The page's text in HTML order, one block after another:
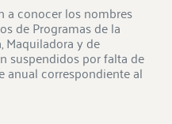
a conocer los nombres
de Programas de la
Maquiladora y de
suspendidos por falta de
anual correspondiente al